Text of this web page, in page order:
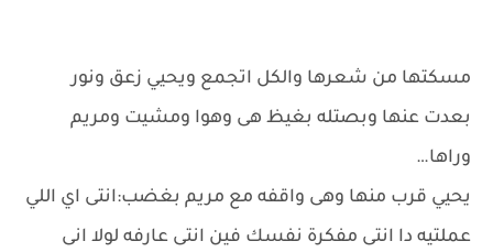
مسكتها من شعرها والكل اتجمع ويحيي زعق ونور
بعدت عنها وبصتله بغيظ هى وهوا ومشيت ومريم
وراها…
يحيي قرب منها وهى واقفه مع مريم بغضب:انتى اي اللي
عملتيه دا انتى مفكرة نفسك فين انتى عارفه لولا انى